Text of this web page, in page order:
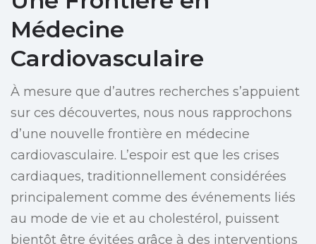
Médecine
Cardiovasculaire
À mesure que d’autres recherches s’appuient
sur ces découvertes, nous nous rapprochons
d’une nouvelle frontière en médecine
cardiovasculaire. L’espoir est que les crises
cardiaques, traditionnellement considérées
principalement comme des événements liés
au mode de vie et au cholestérol, puissent
bientôt être évitées grâce à des interventions